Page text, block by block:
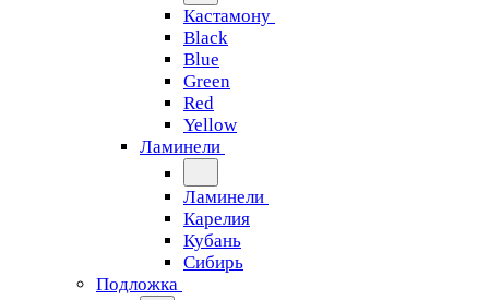
Кастамону
Black
Blue
Green
Red
Yellow
Ламинели
Ламинели
Карелия
Кубань
Сибирь
Подложка